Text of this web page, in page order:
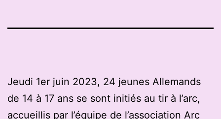
Jeudi 1er juin 2023, 24 jeunes Allemands
de 14 à 17 ans se sont initiés au tir à l’arc,
accueillis par l’équipe de l’association Arc